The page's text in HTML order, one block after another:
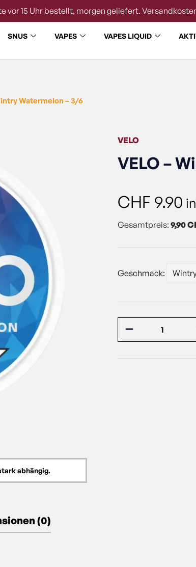
vor 15 Uhr bestellt, morgen geliefert.
SNUS VAPES VAPES LIQUID
Watermelon – 3/6
abhängig.
VELO
VELO –
CHF 9.90
Gesamtpreis: 9,90
Geschmack:
(0)